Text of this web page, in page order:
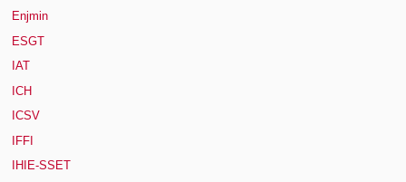
Enjmin
ESGT
IAT
ICH
ICSV
IFFI
IHIE-SSET